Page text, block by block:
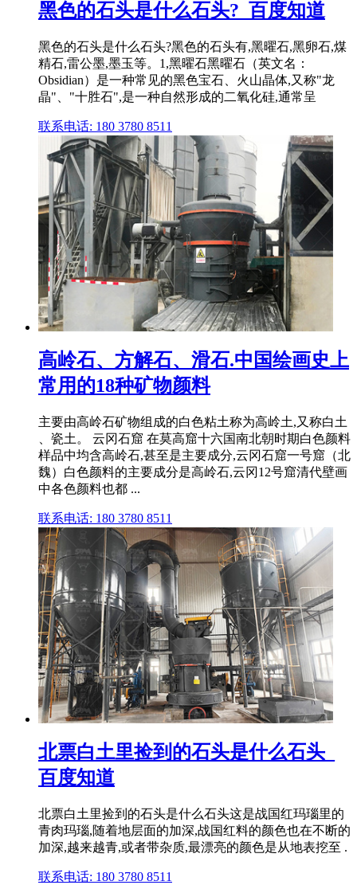
黑色的石头是什么石头?_百度知道
黑色的石头是什么石头?黑色的石头有,黑曜石,黑卵石,煤
精石,雷公墨,墨玉等。1,黑曜石黑曜石（英文名：
Obsidian）是一种常见的黑色宝石、火山晶体,又称"龙
晶"、"十胜石",是一种自然形成的二氧化硅,通常呈
联系电话: 180 3780 8511
高岭石、方解石、滑石.中国绘画史上
常用的18种矿物颜料
主要由高岭石矿物组成的白色粘土称为高岭土,又称白土
、瓷土。 云冈石窟 在莫高窟十六国南北朝时期白色颜料
样品中均含高岭石,甚至是主要成分,云冈石窟一号窟（北
魏）白色颜料的主要成分是高岭石,云冈12号窟清代壁画
中各色颜料也都 ...
联系电话: 180 3780 8511
北票白土里捡到的石头是什么石头_
百度知道
北票白土里捡到的石头是什么石头这是战国红玛瑙里的
青肉玛瑙,随着地层面的加深,战国红料的颜色也在不断的
加深,越来越青,或者带杂质,最漂亮的颜色是从地表挖至 .
联系电话: 180 3780 8511